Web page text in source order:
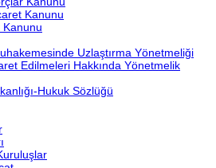
Kanunu
Kanunu
Uzlaştırma Yönetmeliği
Edilmeleri Hakkında Yönetmelik
Hukuk Sözlüğü